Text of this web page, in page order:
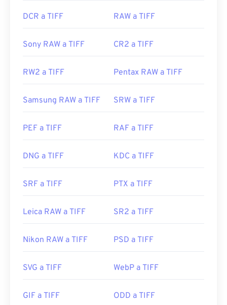
DCR a TIFF RAW a TIFF
Sony RAW a TIFF CR2 a TIFF
RW2 a TIFF Pentax RAW a TIFF
Samsung RAW a TIFF SRW a TIFF
PEF a TIFF RAF a TIFF
DNG a TIFF KDC a TIFF
SRF a TIFF PTX a TIFF
Leica RAW a TIFF SR2 a TIFF
Nikon RAW a TIFF PSD a TIFF
SVG a TIFF WebP a TIFF
GIF a TIFF ODD a TIFF